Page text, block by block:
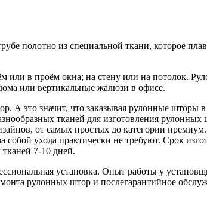
полотно из специальной ткани, которое
или в проём окна; на стену или на потолок.
или вертикальные жалюзи в офисе.
А это значит, что заказывая рулонные шторы
тканей для изготовления
от самых простых до категории
ухода практически не требуют. Срок
7-10 дней.
установка. Опыт работы у
рулонных штор и послегарантийное